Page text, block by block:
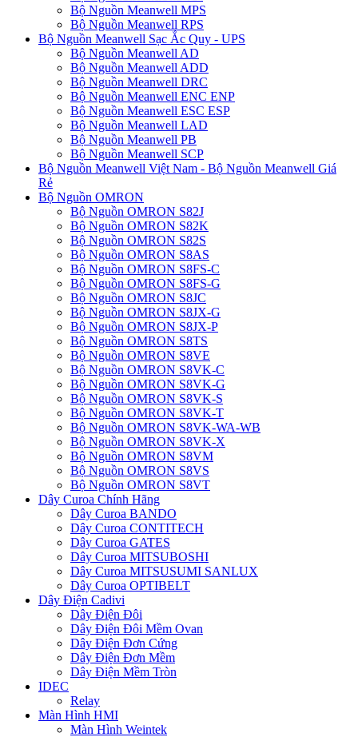
Bộ Nguồn Meanwell MPS
Bộ Nguồn Meanwell RPS
Bộ Nguồn Meanwell Sạc Ắc Quy - UPS
Bộ Nguồn Meanwell AD
Bộ Nguồn Meanwell ADD
Bộ Nguồn Meanwell DRC
Bộ Nguồn Meanwell ENC ENP
Bộ Nguồn Meanwell ESC ESP
Bộ Nguồn Meanwell LAD
Bộ Nguồn Meanwell PB
Bộ Nguồn Meanwell SCP
Bộ Nguồn Meanwell Việt Nam - Bộ Nguồn Meanwell Giá
Rẻ
Bộ Nguồn OMRON
Bộ Nguồn OMRON S82J
Bộ Nguồn OMRON S82K
Bộ Nguồn OMRON S82S
Bộ Nguồn OMRON S8AS
Bộ Nguồn OMRON S8FS-C
Bộ Nguồn OMRON S8FS-G
Bộ Nguồn OMRON S8JC
Bộ Nguồn OMRON S8JX-G
Bộ Nguồn OMRON S8JX-P
Bộ Nguồn OMRON S8TS
Bộ Nguồn OMRON S8VE
Bộ Nguồn OMRON S8VK-C
Bộ Nguồn OMRON S8VK-G
Bộ Nguồn OMRON S8VK-S
Bộ Nguồn OMRON S8VK-T
Bộ Nguồn OMRON S8VK-WA-WB
Bộ Nguồn OMRON S8VK-X
Bộ Nguồn OMRON S8VM
Bộ Nguồn OMRON S8VS
Bộ Nguồn OMRON S8VT
Dây Curoa Chính Hãng
Dây Curoa BANDO
Dây Curoa CONTITECH
Dây Curoa GATES
Dây Curoa MITSUBOSHI
Dây Curoa MITSUSUMI SANLUX
Dây Curoa OPTIBELT
Dây Điện Cadivi
Dây Điện Đôi
Dây Điện Đôi Mềm Ovan
Dây Điện Đơn Cứng
Dây Điện Đơn Mềm
Dây Điện Mềm Tròn
IDEC
Relay
Màn Hình HMI
Màn Hình Weintek